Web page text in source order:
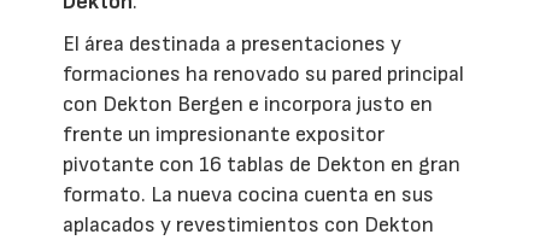
El área destinada a presentaciones y
formaciones ha renovado su pared principal
con Dekton Bergen e incorpora justo en
frente un impresionante expositor
pivotante con 16 tablas de Dekton en gran
formato. La nueva cocina cuenta en sus
aplacados y revestimientos con Dekton